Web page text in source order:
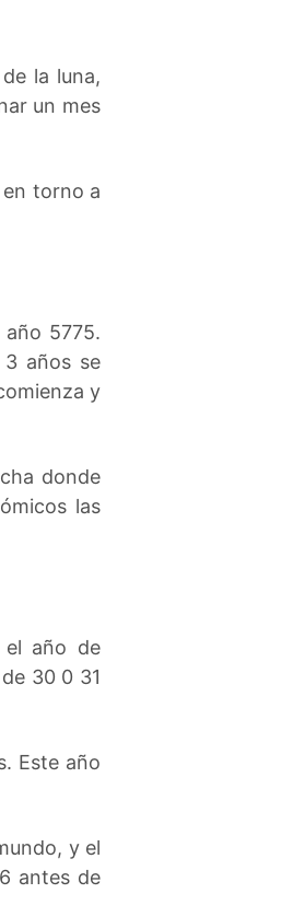
la luna,
un mes
torno a
5775.
3 años se
y
donde
las
el año de
30 0 31
Este año
y el
antes de